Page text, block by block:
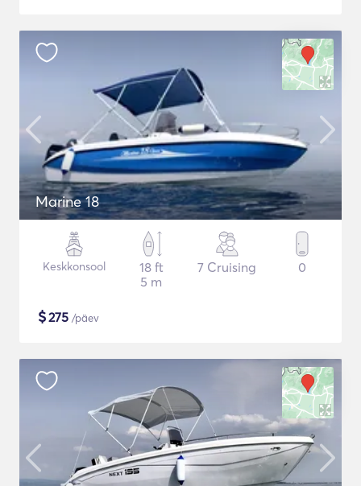
Marine 18
Keskkonsool
18 ft
5 m
7 Cruising 0
$275 /päev